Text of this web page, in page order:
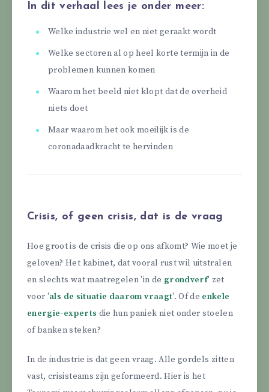
In dit verhaal lees je onder meer:
Welke industrie wel en niet geraakt wordt
Welke sectoren al op heel korte termijn in de
problemen kunnen komen
Waarom het beeld niet klopt dat de overheid
niets doet
Maar waarom het ook moeilijk is de
coronadaadkracht te hervinden
Crisis, of geen crisis, dat is de vraag
Hoe groot is de crisis die op ons afkomt? Wie moet je
geloven? Het kabinet, dat vooral rust wil uitstralen
en slechts wat maatregelen 'in de grondverf' zet
voor 'als de situatie daarom vraagt'. Of de enkele
energie-experts die hun paniek niet onder stoelen
of banken steken?
In de industrie is dat geen vraag. Alle gordels zitten
vast, crisisteams zijn geformeerd. Hier is het